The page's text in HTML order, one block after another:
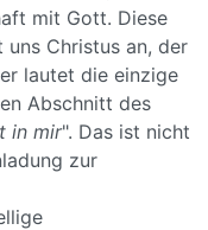
mit Gott. Diese
Christus an, der
lautet die einzige
Abschnitt des
in mir". Das ist nicht
zur